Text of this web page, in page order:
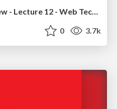
Future Trends and Review - Lecture 12 - Web Technologies (1019888BNR)
0 3.7k